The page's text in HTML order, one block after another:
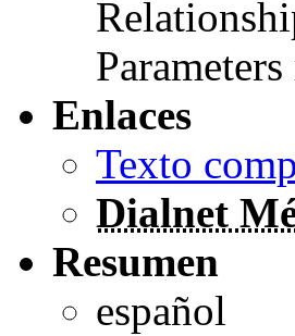
Enlaces
Texto
Dialnet
Resumen
español